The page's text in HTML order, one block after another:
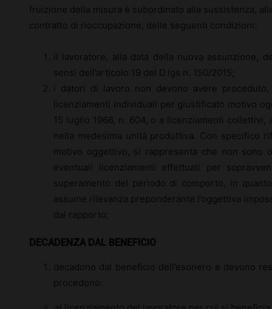
fruizione della misura è subordinato alla sussistenza,
contratto di rioccupazione, delle seguenti condizioni:
il lavoratore, alla data della nuova assunzione,
sensi dell’articolo 19 del D.lgs n. 150/2015;
i datori di lavoro non devono avere
licenziamenti individuali per giustificato motivo
15 luglio 1966, n. 604, o a licenziamenti
nella medesima unità produttiva. Con specifico
motivo oggettivo, si rappresenta che non sono
eventuali licenziamenti effettuati per
superamento del periodo di comporto, in
assume rilevanza preponderante l’oggettiva
dal rapporto;
DECADENZA DAL BENEFICIO
decadono dal beneficio dell’esonero e devono
procedono: